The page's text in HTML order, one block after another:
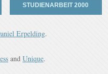
STUDIENARBEIT 2000
Erpelding.
and Unique.